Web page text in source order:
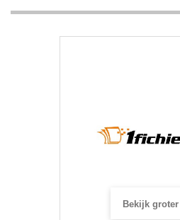
Bekijk groter